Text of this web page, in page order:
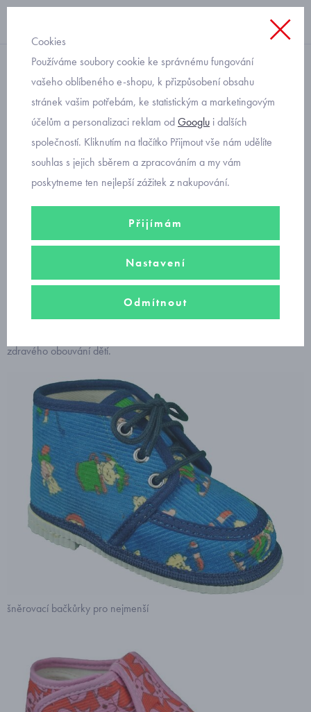
Blog
Dětské bačkory a
bačkůrky
15.8.2021
Přezůvky do školy a bačkůrky do školky nebo na domaby
měly dětské nožky hýčkat. Děti v nich tráví spoustu času a chůze v
nich musí být pohodlná. V naší nabídce je kvalitní dětská domácí
obuv od osvědčených výrobců. Mezi nejlevnější a zároveň
mají dlouholetou tradici a výrobce HP Čechtín získal
zdravého obouvání dětí.
šněrovací bačkůrky pro nejmenší
Cookies
Používáme soubory cookie ke správnému fungování
vašeho oblíbeného e-shopu, k přizpůsobení obsahu
stránek vašim potřebám, ke statistickým a marketingovým
účelům a personalizaci reklam odGooglu i dalších
společností. Kliknutím na tlačítko Přijmout vše nám udělíte
souhlas s jejich sběrem a zpracováním a my vám
poskytneme ten nejlepší zážitek z nakupování.
Přijímám
Nastavení
Odmítnout